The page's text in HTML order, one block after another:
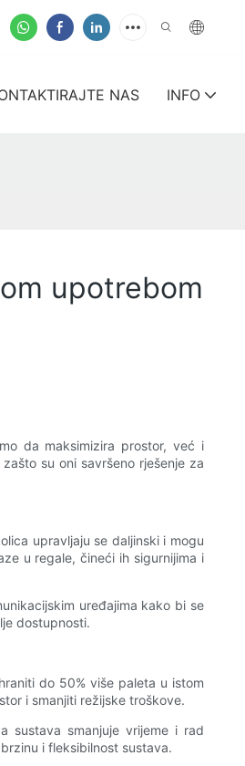
NAS INFO
upotrebom
da maksimizira prostor, već i
su oni savršeno rješenje za
upravljaju se daljinski i mogu
u regale, čineći ih sigurnijima i
uređajima kako bi se
dostupnosti.
do 50% više paleta u istom
i smanjiti režijske troškove.
sustava smanjuje vrijeme i rad
i fleksibilnost sustava.